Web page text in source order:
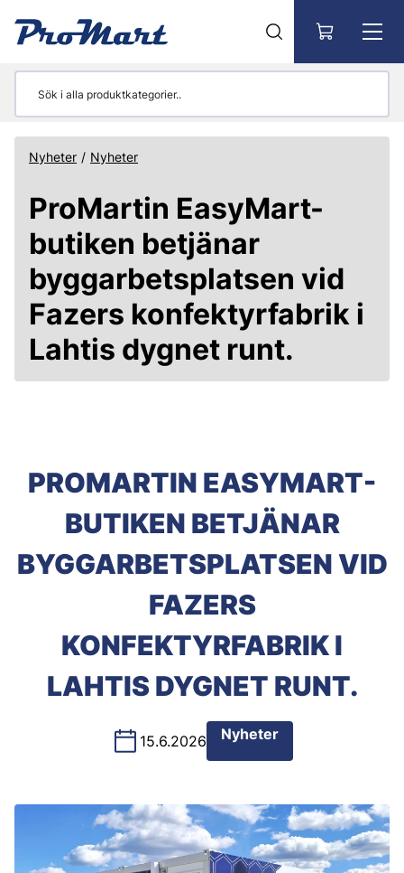
Nyheter / Nyheter
ProMartin EasyMart-
butiken betjänar
byggarbetsplatsen vid
Fazers konfektyrfabrik i
Lahtis dygnet runt.
PROMARTIN EASYMART-
BUTIKEN BETJÄNAR
BYGGARBETSPLATSEN VID
FAZERS
KONFEKTYRFABRIK I
LAHTIS DYGNET RUNT.
15.6.2026 Nyheter